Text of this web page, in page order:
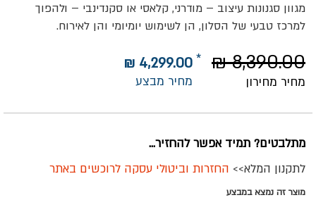
מגוון סגנונות עיצוב – מודרני, קלאסי או סקנדינבי – ולהפוך
למרכז טבעי של הסלון, הן לשימוש יומיומי והן לאירוח.
מחיר מבצע
4,299.00 ₪
מחיר מחירון
8,390.00 ₪
מתלבטים? תמיד אפשר להחזיר...
לתקנון המלא>> החזרות וביטולי עסקה לרוכשים באתר
מוצר זה נמצא במבצע